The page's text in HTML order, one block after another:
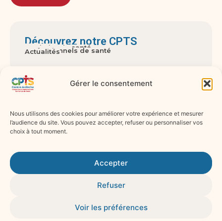
Gérer le consentement
Nous utilisons des cookies pour améliorer votre expérience et mesurer
l’audience du site. Vous pouvez accepter, refuser ou personnaliser vos
choix à tout moment.
Accepter
Refuser
Voir les préférences
Découvrez notre CPTS
A propos
Territoire de santé
Gouvernance
Usagers
Professionnels de santé
Actualités
Nos missions
Mentions légales
Politique de confidentialité
Politique de cookies
Maëlle Communication. Tous droits réservés.